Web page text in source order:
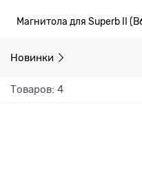
Магнитола для Superb II
Новинки
Товаров: 4